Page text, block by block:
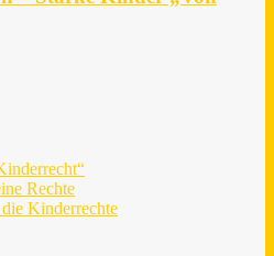
Rechte
Kinderrechte